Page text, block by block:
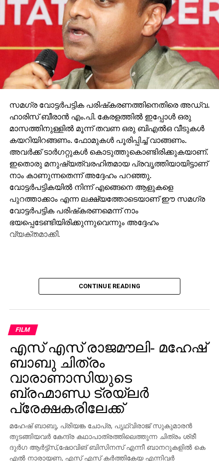
സമഗ്ര വോട്ടര്‍പട്ടിക പരിഷ്‌കരണത്തിനെതിരെ അഡ്വ.
ഹാരിസ് ബീരാന്‍ എം.പി. കേരളത്തില്‍ ഇപ്പോള്‍ ഒരു
മാസത്തിനുള്ളില്‍ മൂന്ന് തവണ ഒരു ബിഎല്‍ഒ വീടുകള്‍
കയറിയിറങ്ങണം. ഫോമുകള്‍ പൂരിപ്പിച്ച് വാങ്ങണം.
അവര്‍ക്ക് ടാര്‍ഗറ്റുകള്‍ കൊടുത്തുകൊണ്ടിരിക്കുകയാണ്.
ഇതൊരു മനുഷ്യത്വരഹിതമായ പ്രവൃത്തിയായിട്ടാണ്
നാം കാണുന്നതെന്ന് അദ്ദേഹം പറഞ്ഞു.
വോട്ടര്‍പട്ടികയില്‍ നിന്ന് എങ്ങെനെ ആളുകളെ
പുറത്താക്കാം എന്ന ലക്ഷ്യത്തോടെയാണ് ഈ സമഗ്ര
വോട്ടര്‍പട്ടിക പരിഷ്‌കരണമെന്ന് നാം
ഭയപ്പെടേണ്ടിയിരിക്കുന്നുവെന്നും അദ്ദേഹം
വ്യക്തമാക്കി.
CONTINUE READING
FILM
എസ് എസ് രാജമൗലി- മഹേഷ്
ബാബു ചിത്രം
വാരാണാസിയുടെ
ബ്രഹ്മാണ്ഡ ട്രയ്ലർ
പ്രേക്ഷകരിലേക്ക്
മഹേഷ് ബാബു, പ്രിയങ്ക ചോപ്ര, പൃഥ്വിരാജ് സുകുമാരൻ
തുടങ്ങിയവർ കേന്ദ്ര കഥാപാത്രത്തിലെത്തുന്ന ചിത്രം ശ്രീ
ദുർഗ ആർട്ട്സ്,ഷോവിങ് ബിസിനസ് എന്നീ ബാനറുകളിൽ കെ
എൽ നാരായണ, എസ് എസ് കർത്തികേയ എന്നിവർ